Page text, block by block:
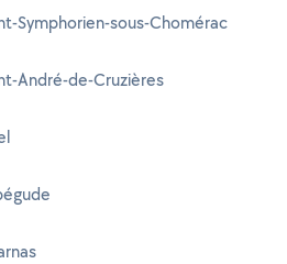
Symphorien-sous-Chomérac
André-de-Cruzières